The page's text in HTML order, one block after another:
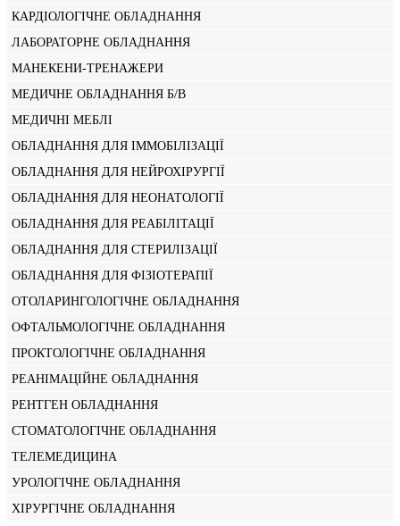
КАРДІОЛОГІЧНЕ ОБЛАДНАННЯ
ЛАБОРАТОРНЕ ОБЛАДНАННЯ
МАНЕКЕНИ-ТРЕНАЖЕРИ
МЕДИЧНЕ ОБЛАДНАННЯ Б/В
МЕДИЧНІ МЕБЛІ
ОБЛАДНАННЯ ДЛЯ ІММОБІЛІЗАЦІЇ
ОБЛАДНАННЯ ДЛЯ НЕЙРОХІРУРГІЇ
ОБЛАДНАННЯ ДЛЯ НЕОНАТОЛОГІЇ
ОБЛАДНАННЯ ДЛЯ РЕАБІЛІТАЦІЇ
ОБЛАДНАННЯ ДЛЯ СТЕРИЛІЗАЦІЇ
ОБЛАДНАННЯ ДЛЯ ФІЗІОТЕРАПІЇ
ОТОЛАРИНГОЛОГІЧНЕ ОБЛАДНАННЯ
ОФТАЛЬМОЛОГІЧНЕ ОБЛАДНАННЯ
ПРОКТОЛОГІЧНЕ ОБЛАДНАННЯ
РЕАНІМАЦІЙНЕ ОБЛАДНАННЯ
РЕНТГЕН ОБЛАДНАННЯ
СТОМАТОЛОГІЧНЕ ОБЛАДНАННЯ
ТЕЛЕМЕДИЦИНА
УРОЛОГІЧНЕ ОБЛАДНАННЯ
ХІРУРГІЧНЕ ОБЛАДНАННЯ